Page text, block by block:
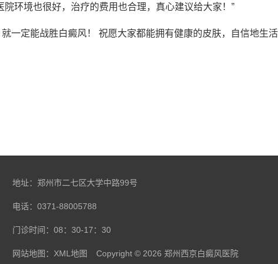
环境也很好，治疗的费用也合理，真心建议给大家！”
一定能战胜白癜风！ 祝愿大家都能拥有健康的皮肤，自信地生
地址：郑州市二七区大学中路99号
电话：0371-88005788
门诊时间：08：30-17：30
网站地图： XML地图 Copyright © 2026 郑州西京白癜风医院